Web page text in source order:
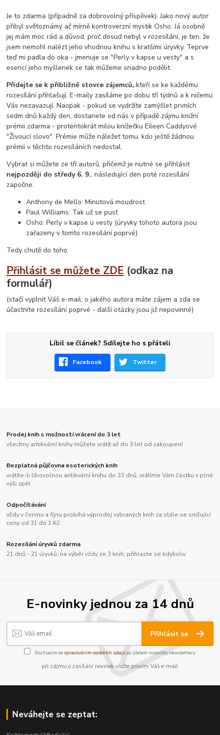
Je to zdarma (případně za dobrovolný příspěvek). Jako nový autor
přibyl světoznámý ač mírně kontroverzní mystik Osho. Já osobně
jej mám moc rád a důvod, proč dosud nebyl v rozesílání, je ten, že
jsem nemohl nalézt jeho vhodnou knihu s kratšími úryvky. Teprve
teď mi padla do oka - jmenuje se "Perly v kapse u vesty" a s
esencí jeho myšlenek se tak můžeme snadno podělit.
Přidejte se k přibližně stovce zájemců, kteří se ke každému
rozesílání přihlašují. E-maily zasíláme po dobu tří týdnů a k ničemu
Vás nezavazují. Naopak - pokud se vydržíte zamýšlet prvních
sedm dnů každý den, dostanete od nás v případě zájmu knižní
prémii zdarma - protentokrát milou knížečku Eileen Caddyové
"Živoucí slovo". Prémie může náležet tomu, kdo ještě žádnou
prémii v těchto rozesíláních nedostal.
Vybrat si můžete ze tří autorů, přičemž je nutné se přihlásit
nejpozději do středy 6. 9., následující den poté rozesílání
započne.
Anthony de Mello: Minutová moudrost
Paul Williams: Tak už se pusť
Osho: Perly v kapse u vesty (úryvky tohoto autora jsou
zařazeny v tomto rozesílání poprvé)
Tedy chutě do toho.
Přihlásit se můžete ZDE (odkaz na
formulář)
(stačí vyplnit Váš e-mail, o jakého autora máte zájem a zda se
účastníte rozesílání poprvé - další otázky jsou již nepovinné)
Líbil se článek? Sdílejte ho s přáteli
Facebook Twitter
Prodej knih s možností vrácení do 3 let
všechny antikvární knihy můžete vrátit až do 3 let od zakoupení
Bezplatná půjčovna esoterických knih
vrátíte-li libovolnou antikvární knihu do 33 dnů, vrátíme Vám částku v plné
výši zpět
Odpočítávání
vždy v červnu a říjnu probíhá výprodej vybraných knih za stále se snižující
ceny od 31 do 1 Kč
Rozesílání úryvků zdarma
21 dnů - 21 úryvků; na výběr vždy ze 3 knih; přihlaste se kdykoliv
E-novinky jednou za 14 dnů
Přihlásit se
Souhlasím se zpracováním osobních údajůza účelem rozesílky newsletteru.
při zájmu o zasílání novinek vložte prosím Váš e-mail
Neváhejte se zeptat: